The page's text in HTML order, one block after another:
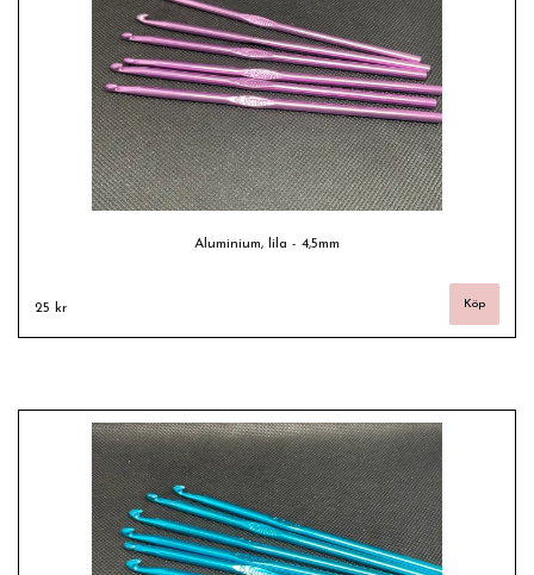
Aluminium, lila - 4,5mm
25 kr